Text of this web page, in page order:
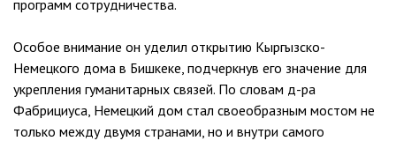
программ сотрудничества.
Особое внимание он уделил открытию Кыргызско-
Немецкого дома в Бишкеке, подчеркнув его значение для
укрепления гуманитарных связей. По словам д-ра
Фабрициуса, Немецкий дом стал своеобразным мостом не
только между двумя странами, но и внутри самого